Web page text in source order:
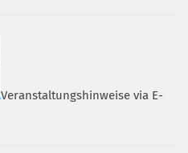
Veranstaltungshinweise via E-